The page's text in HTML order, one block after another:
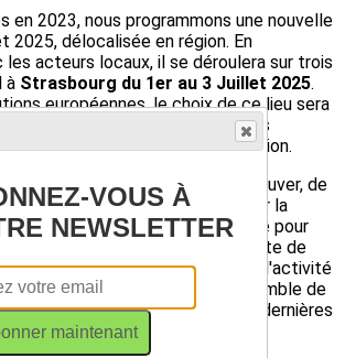
en 2023, nous programmons une nouvelle
2025, délocalisée en région. En
acteurs locaux, il se déroulera sur trois
à Strasbourg du 1er au 3 Juillet 2025.
européennes, le choix de ce lieu sera
forum à
, en incitant nos
à se joindre à cette manifestation.
sera l'occasion de se retrouver, de
sur les enjeux essentiels pour la
de la fabrication additive pour
et durable
. Dans le contexte de
d'accompagner la croissance de l'activité
il est indispensable que l'ensemble de
puisse bénéficier des toutes dernières
VOUS À
NEWSLETTER
maintenant